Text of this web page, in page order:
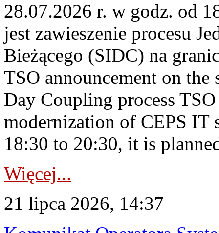
28.07.2026 r. w godz. od
jest zawieszenie procesu
Bieżącego (SIDC) na
TSO announcement on
Day Coupling process
modernization of CEPS IT
18:30 to 20:30, it is
Więcej...
21 lipca 2026, 14:37